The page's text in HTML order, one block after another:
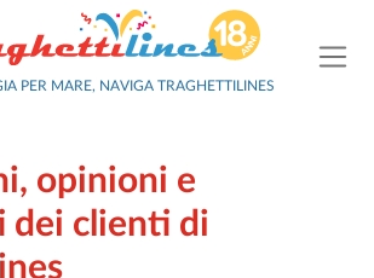
PER MARE, NAVIGA TRAGHETTILINES
opinioni e
dei clienti di